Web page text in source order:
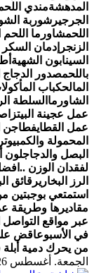
المدهشةمندي
الجرجير شوربة
اللحمشاورما اللحم
الزنجر إدمان
السينابون الشهية
باللحمصدور الدجاج
المالحكباب
الشاورما السلطة
عمل عجينة البيتزا
عمل القطايفطاجن
المحمولة والكمبيوتر
البصل والدجاجلون
لفقدان الوزن ..
الرز البخاريرقائق
استمتعي بوجبتين
مقاديرها وطريقة
عبر مواقع التواصل
في الأسبوعاقض
من يحرك دمية أبلة
الجمعة. أغسطس 7th, 2026